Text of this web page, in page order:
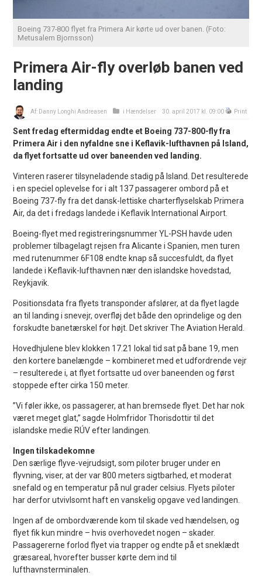
Boeing 737-800 flyet fra Primera Air kørte ud over banen. (Foto:
Metusalem Bjornsson)
Primera Air-fly overløb banen ved
landing
Af: Danny Longhi Andreasen i Hændelser 30. april 2017 kl. 09:00 Print
Sent fredag eftermiddag endte et Boeing 737-800-fly fra
Primera Air i den nyfaldne sne i Keflavik-lufthavnen på Island,
da flyet fortsatte ud over baneenden ved landing.
Vinteren raserer tilsyneladende stadig på Island. Det resulterede
i en speciel oplevelse for i alt 137 passagerer ombord på et
Boeing 737-fly fra det dansk-lettiske charterflyselskab Primera
Air, da det i fredags landede i Keflavik International Airport.
Boeing-flyet med registreringsnummer YL-PSH havde uden
problemer tilbagelagt rejsen fra Alicante i Spanien, men turen
med rutenummer 6F108 endte knap så succesfuldt, da flyet
landede i Keflavik-lufthavnen nær den islandske hovedstad,
Reykjavik.
Positionsdata fra flyets transponder afslører, at da flyet lagde
an til landing i snevejr, overfløj det både den oprindelige og den
forskudte banetærskel for højt. Det skriver The Aviation Herald.
Hovedhjulene blev klokken 17.21 lokal tid sat på bane 19, men
den kortere banelængde – kombineret med et udfordrende vejr
– resulterede i, at flyet fortsatte ud over baneenden og først
stoppede efter cirka 150 meter.
”Vi føler ikke, os passagerer, at han bremsede flyet. Det har nok
været meget glat,” sagde Holmfridor Thorisdottir til det
islandske medie RÚV efter landingen.
Ingen tilskadekomne
Den særlige flyve-vejrudsigt, som piloter bruger under en
flyvning, viser, at der var 800 meters sigtbarhed, et moderat
snefald og en temperatur på nul grader celsius. Flyets piloter
har derfor utvivlsomt haft en vanskelig opgave ved landingen.
Ingen af de ombordværende kom til skade ved hændelsen, og
flyet fik kun mindre – hvis overhovedet nogen – skader.
Passagererne forlod flyet via trapper og endte på et sneklædt
græsareal, hvorefter busser kørte dem ind til
lufthavnsterminalen.